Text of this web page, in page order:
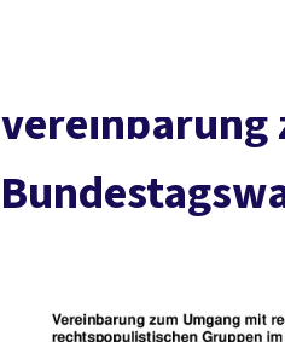
Vereinbarung